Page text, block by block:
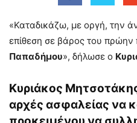
«Καταδικάζω, με οργή, την
επίθεση σε βάρος του
Παπαδήμου», δήλωσε ο
Κυριάκος
αρχές ασφαλείας να